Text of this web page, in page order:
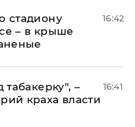
стадиону
– в крыше
16:42
табакерку", –
краха власти
16:41